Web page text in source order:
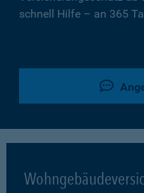
schnell Hilfe – an 365